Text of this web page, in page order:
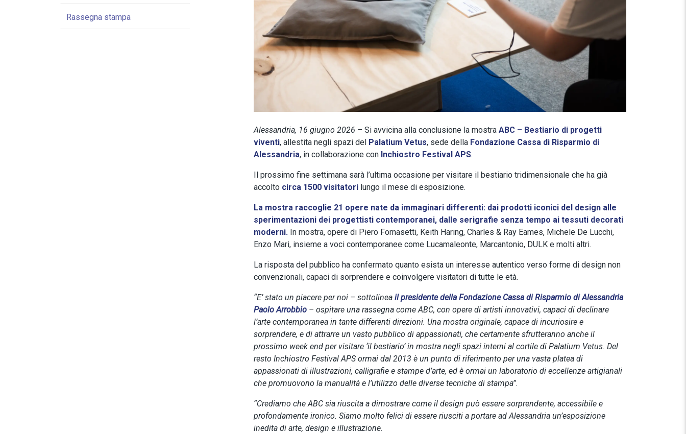
Rassegna stampa
Alessandria, 16 giugno 2026 – Si avvicina alla conclusione la mostra ABC – Bestiario di progetti
viventi, allestita negli spazi del Palatium Vetus, sede della Fondazione Cassa di Risparmio di
Alessandria, in collaborazione con Inchiostro Festival APS.
Il prossimo fine settimana sarà l’ultima occasione per visitare il bestiario tridimensionale che ha già
accolto circa 1500 visitatori lungo il mese di esposizione.
La mostra raccoglie 21 opere nate da immaginari differenti: dai prodotti iconici del design alle
sperimentazioni dei progettisti contemporanei, dalle serigrafie senza tempo ai tessuti decorati
moderni. In mostra, opere di Piero Fornasetti, Keith Haring, Charles & Ray Eames, Michele De Lucchi,
Enzo Mari, insieme a voci contemporanee come Lucamaleonte, Marcantonio, DULK e molti altri.
La risposta del pubblico ha confermato quanto esista un interesse autentico verso forme di design non
convenzionali, capaci di sorprendere e coinvolgere visitatori di tutte le età.
“E’ stato un piacere per noi – sottolinea il presidente della Fondazione Cassa di Risparmio di Alessandria
Paolo Arrobbio – ospitare una rassegna come ABC, con opere di artisti innovativi, capaci di declinare
l’arte contemporanea in tante differenti direzioni. Una mostra originale, capace di incuriosire e
sorprendere, e di attrarre un vasto pubblico di appassionati, che certamente sfrutteranno anche il
prossimo week end per visitare ‘il bestiario’ in mostra negli spazi interni al cortile di Palatium Vetus. Del
resto Inchiostro Festival APS ormai dal 2013 è un punto di riferimento per una vasta platea di
appassionati di illustrazioni, calligrafie e stampe d’arte, ed è ormai un laboratorio di eccellenze artigianali
che promuovono la manualità e l’utilizzo delle diverse tecniche di stampa”.
“Crediamo che ABC sia riuscita a dimostrare come il design può essere sorprendente, accessibile e
profondamente ironico. Siamo molto felici di essere riusciti a portare ad Alessandria un’esposizione
inedita di arte, design e illustrazione.